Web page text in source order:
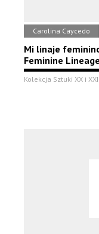
Carolina Caycedo
Mi linaje
Feminine
Kolekcja Sztuki XX i